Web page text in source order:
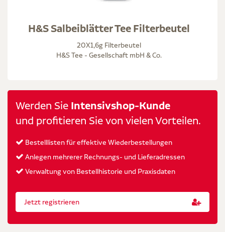
H&S Salbeiblätter Tee Filterbeutel
20X1,6g Filterbeutel
H&S Tee - Gesellschaft mbH & Co.
Werden Sie Intensivshop-Kunde
und profitieren Sie von vielen Vorteilen.
Bestelllisten für effektive Wiederbestellungen
Anlegen mehrerer Rechnungs- und Lieferadressen
Verwaltung von Bestellhistorie und Praxisdaten
Jetzt registrieren